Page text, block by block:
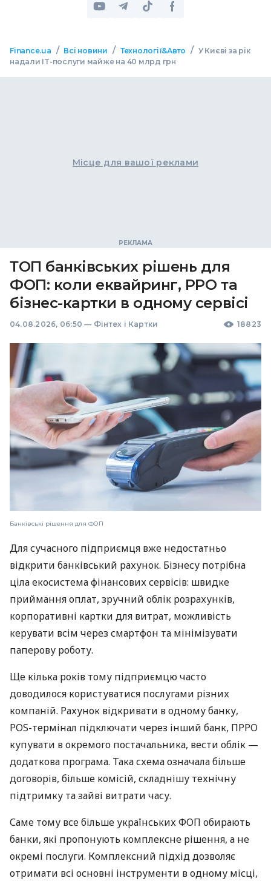
Finance.ua / Всі новини / Технології&Авто / У Києві за рік
надали IT-послуги майже на 40 млрд грн
Місце для вашої реклами
ТОП банківських рішень для
ФОП: коли еквайринг, РРО та
бізнес-картки в одному сервісі
04.08.2026, 06:50 — Фінтех і Картки 18823
Банківські рішення для ФОП
Для сучасного підприємця вже недостатньо
відкрити банківський рахунок. Бізнесу потрібна
ціла екосистема фінансових сервісів: швидке
приймання оплат, зручний облік розрахунків,
корпоративні картки для витрат, можливість
керувати всім через смартфон та мінімізувати
паперову роботу.
Ще кілька років тому підприємцю часто
доводилося користуватися послугами різних
компаній. Рахунок відкривати в одному банку,
POS-термінал підключати через інший банк, ПРРО
купувати в окремого постачальника, вести облік —
додаткова програма. Така схема означала більше
договорів, більше комісій, складнішу технічну
підтримку та зайві витрати часу.
Саме тому все більше українських ФОП обирають
банки, які пропонують комплексне рішення, а не
окремі послуги. Комплексний підхід дозволяє
отримати всі основні інструменти в одному місці,